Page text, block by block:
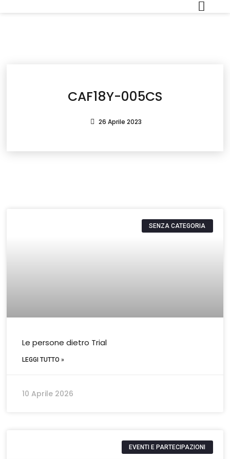
CAF18Y-005CS
26 Aprile 2023
SENZA CATEGORIA
Le persone dietro Trial
LEGGI TUTTO »
10 Aprile 2026
EVENTI E PARTECIPAZIONI